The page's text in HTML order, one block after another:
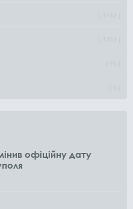
офіційну дату